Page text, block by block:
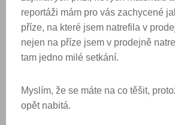
reportáži mám pro vás zachycené
příze, na které jsem natrefila v
nejen na příze jsem v prodejně
tam jedno milé setkání.
Myslím, že se máte na co těšit,
opět nabitá.